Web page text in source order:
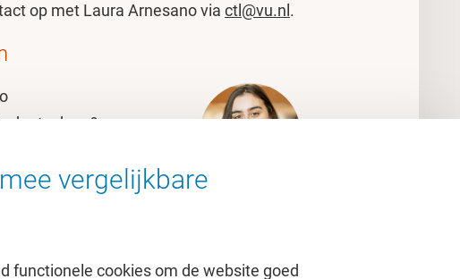
op met Laura Arnesano via ctl@vu.nl .
&
vergelijkbare
functionele cookies om de website goed